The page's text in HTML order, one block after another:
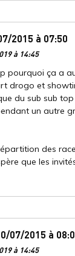
2015 à 07:50
à 14:45
pourquoi ça a
drogo et
du sub sub
un autre
des
que les
07/2015 à
à 14:45